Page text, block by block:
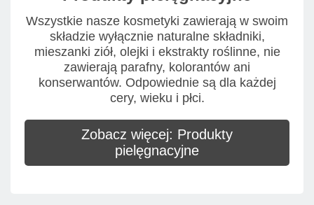
Wszystkie nasze kosmetyki zawierają w swoim
składzie wyłącznie naturalne składniki,
mieszanki ziół, olejki i ekstrakty roślinne, nie
zawierają parafny, kolorantów ani
konserwantów. Odpowiednie są dla każdej
cery, wieku i płci.
Zobacz więcej: Produkty
pielęgnacyjne